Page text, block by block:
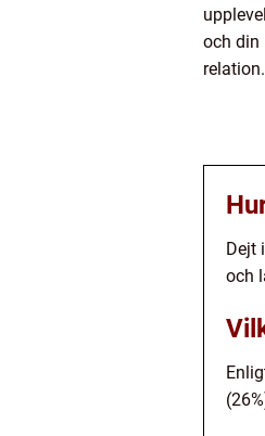
och din
relation.
Dejt
och